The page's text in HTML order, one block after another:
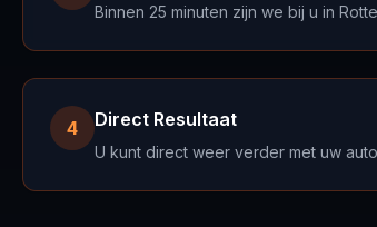
Binnen 25 minuten zijn we bij u in
4 Direct Resultaat
U kunt direct weer verder met uw auto